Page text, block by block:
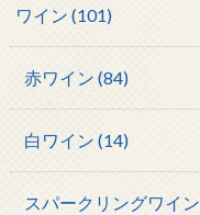
ワイン (101)
赤ワイン (84)
白ワイン (14)
スパークリングワイン